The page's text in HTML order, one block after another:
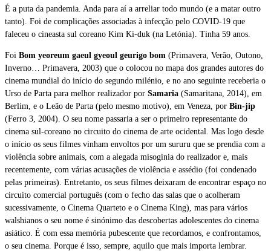
É a puta da pandemia. Anda para aí a arreliar todo mundo (e a matar outro
tanto). Foi de complicações associadas à infecção pelo COVID-19 que
faleceu o cineasta sul coreano Kim Ki-duk (na Letónia). Tinha 59 anos.
Foi Bom yeoreum gaeul gyeoul geurigo bom (Primavera, Verão, Outono,
Inverno… Primavera, 2003) que o colocou no mapa dos grandes autores do
cinema mundial do início do segundo milénio, e no ano seguinte receberia o
Urso de Parta para melhor realizador por Samaria (Samaritana, 2014), em
Berlim, e o Leão de Parta (pelo mesmo motivo), em Veneza, por Bin-jip
(Ferro 3, 2004). O seu nome passaria a ser o primeiro representante do
cinema sul-coreano no circuito do cinema de arte ocidental. Mas logo desde
o início os seus filmes vinham envoltos por um sururu que se prendia com a
violência sobre animais, com a alegada misoginia do realizador e, mais
recentemente, com várias acusações de violência e assédio (foi condenado
pelas primeiras). Entretanto, os seus filmes deixaram de encontrar espaço no
circuito comercial português (com o fecho das salas que o acolheram
sucessivamente, o Cinema Quarteto e o Cinema King), mas para vários
walshianos o seu nome é sinónimo das descobertas adolescentes do cinema
asiático. É com essa memória pubescente que recordamos, e confrontamos,
o seu cinema. Porque é isso, sempre, aquilo que mais importa lembrar.